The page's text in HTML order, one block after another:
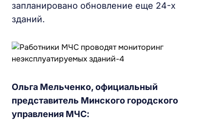
запланировано обновление еще 24-х
зданий.
Ольга Мельченко, официальный
представитель Минского городского
управления МЧС: